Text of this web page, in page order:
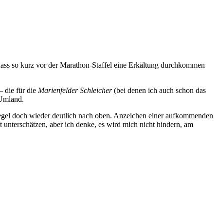
so kurz vor der Marathon-Staffel eine Erkältung durchkommen
die für die Marienfelder Schleicher(bei denen ich auch schon das
doch wieder deutlich nach oben. Anzeichen einer aufkommenden
aber ich denke, es wird mich nicht hindern, am